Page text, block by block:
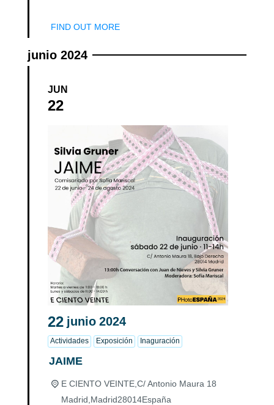
FIND OUT MORE
junio 2024
JUN
22
22 junio 2024
Actividades Exposición Inaguración
JAIME
E CIENTO VEINTE, C/ Antonio Maura 18
Madrid Madrid28014España